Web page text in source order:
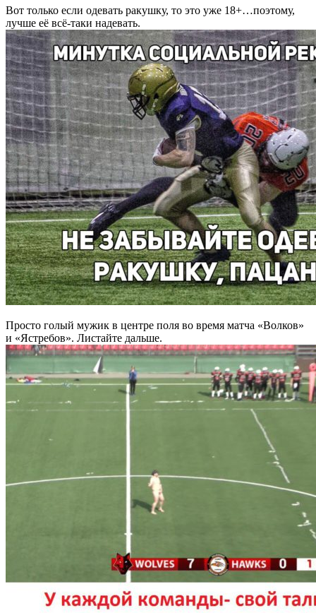
Вот только если одевать ракушку, то это уже 18+…поэтому,
лучше её всё-таки надевать.
Просто голый мужик в центре поля во время матча «Волков»
и «Ястребов». Листайте дальше.